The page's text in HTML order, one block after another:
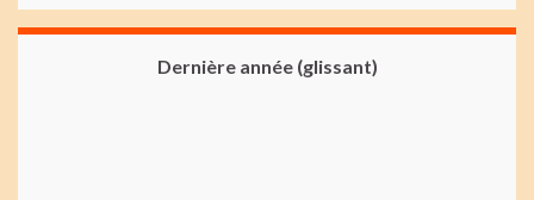
Dernière année (glissant)